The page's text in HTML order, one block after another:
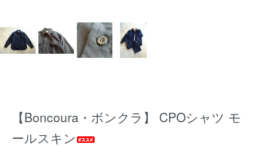
【Boncoura・ボンクラ】 CPOシャツ モ
ールスキン